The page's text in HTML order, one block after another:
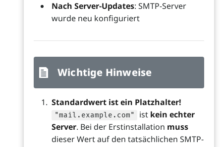
Nach Server-Updates: SMTP-Server
wurde neu konfiguriert
Wichtige Hinweise
Standardwert ist ein Platzhalter!
"mail.example.com" ist kein echter
Server. Bei der Erstinstallation muss
dieser Wert auf den tatsächlichen SMTP-